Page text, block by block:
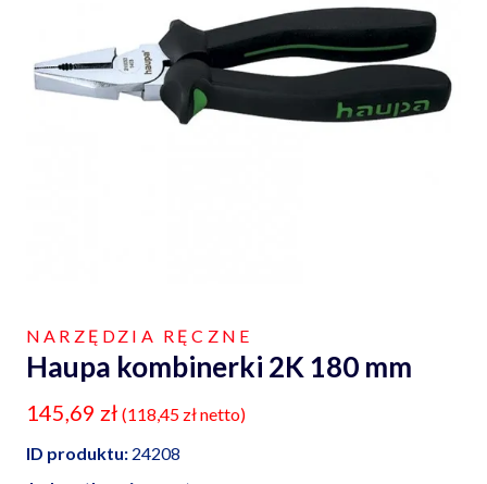
NARZĘDZIA RĘCZNE
Haupa kombinerki 2K 180 mm
145,69 zł (118,45 złnetto)
ID produktu: 24208